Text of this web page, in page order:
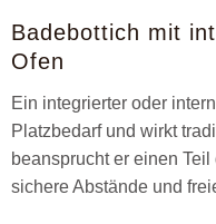
Badebottich mit
Ofen
Ein integrierter oder
Platzbedarf und wirkt
beansprucht er einen
sichere Abstände und